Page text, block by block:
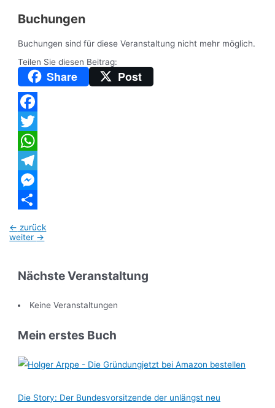
Buchungen
Buchungen sind für diese Veranstaltung nicht mehr möglich.
Teilen Sie diesen Beitrag:
Share Post
Facebook
Twitter
WhatsApp
Telegram
Messenger
Beitragsnavigation
← zurück
weiter →
Nächste Veranstaltung
Keine Veranstaltungen
Mein erstes Buch
jetzt bei Amazon bestellen
Die Story: Der Bundesvorsitzende der unlängst neu